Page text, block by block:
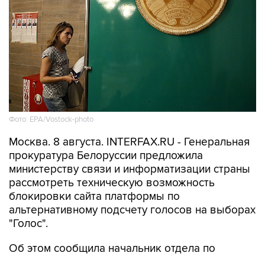
Фото: EPA/Vostock-photo
Москва. 8 августа. INTERFAX.RU - Генеральная
прокуратура Белоруссии предложила
министерству связи и информатизации страны
рассмотреть техническую возможность
блокировки сайта платформы по
альтернативному подсчету голосов на выборах
"Голос".
Об этом сообщила начальник отдела по